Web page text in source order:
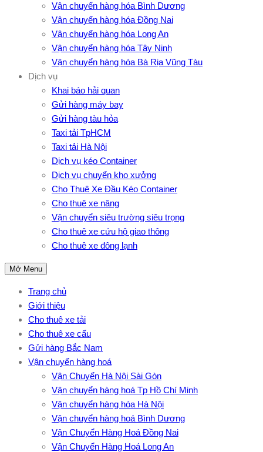
Vận chuyển hàng hóa Bình Dương
Vận chuyển hàng hóa Đồng Nai
Vận chuyển hàng hóa Long An
Vận chuyển hàng hóa Tây Ninh
Vận chuyển hàng hóa Bà Rịa Vũng Tàu
Dịch vụ
Khai báo hải quan
Gửi hàng máy bay
Gửi hàng tàu hỏa
Taxi tải TpHCM
Taxi tải Hà Nội
Dịch vụ kéo Container
Dịch vụ chuyển kho xưởng
Cho Thuê Xe Đầu Kéo Container
Cho thuê xe nâng
Vận chuyển siêu trường siêu trọng
Cho thuê xe cứu hộ giao thông
Cho thuê xe đông lạnh
Mở Menu
Trang chủ
Giới thiệu
Cho thuê xe tải
Cho thuê xe cẩu
Gửi hàng Bắc Nam
Vận chuyển hàng hoá
Vận Chuyển Hà Nội Sài Gòn
Vận chuyển hàng hoá Tp Hồ Chí Minh
Vận chuyển hàng hóa Hà Nội
Vận chuyển hàng hoá Bình Dương
Vận Chuyển Hàng Hoá Đồng Nai
Vận Chuyển Hàng Hoá Long An